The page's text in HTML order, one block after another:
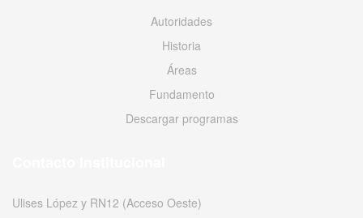
Autoridades
Historia
Áreas
Fundamento
Descargar programas
Ulises López y RN12 (Acceso Oeste)